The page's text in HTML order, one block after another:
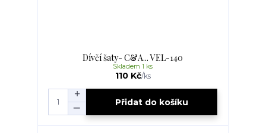
Dívčí šaty- C&A... VEL-140
110 Kč/ks
Skladem 1 ks
Přidat do košíku